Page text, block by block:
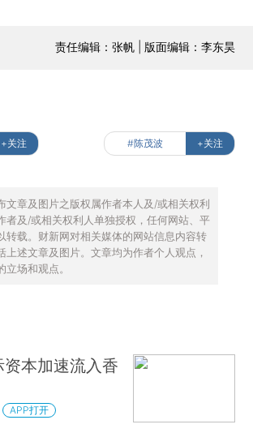
责任编辑：张帆 | 版面编辑：李东昊
+关注 #陈茂波 +关注
文章及图片之版权属作者本人及/或相关权利
者及/或相关权利人单独授权，任何网站、平
转载。财新网对相关媒体的网站信息内容转
上述文章及图片。文章均为作者个人观点，
场和观点。
本加速流入香
APP打开